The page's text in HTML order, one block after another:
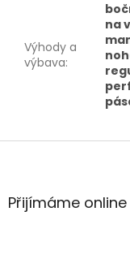
Výhody a
výbava:
na
Z
aPřijímáme